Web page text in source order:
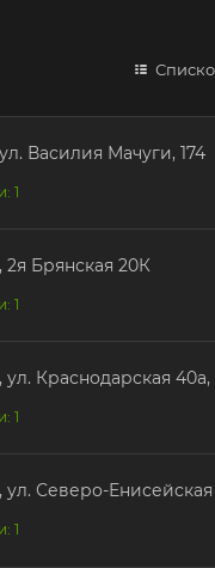
Василия Мачуги, 174
1
2я Брянская 20К
1
ул. Краснодарская 40а,
1
ул. Северо-
1